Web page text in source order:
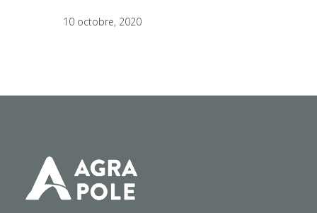
10 octobre, 2020